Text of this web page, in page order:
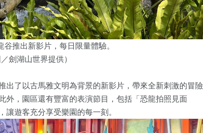
推出新影片，每日限量體驗。
／劍湖山世界提供）
出了以古馬雅文明為背景的新影片，帶來全新刺激的冒險
外，園區還有豐富的表演節目，包括「恐龍拍照見面
讓遊客充分享受樂園的每一刻。